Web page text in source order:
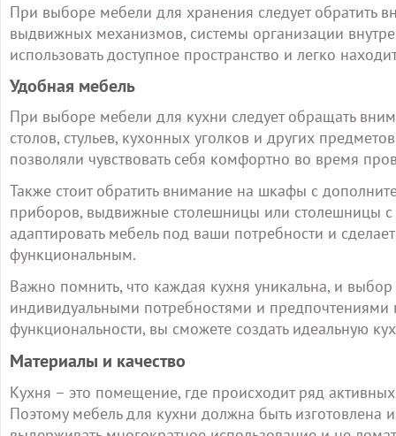
При выборе мебели для хранения следует обратить
выдвижных механизмов, системы организации
использовать доступное пространство и легко
Удобная мебель
При выборе мебели для кухни следует обращать
столов, стульев, кухонных уголков и других
позволяли чувствовать себя комфортно во время
Также стоит обратить внимание на шкафы с
приборов, выдвижные столешницы или столешницы
адаптировать мебель под ваши потребности и
функциональным.
Важно помнить, что каждая кухня уникальна, и
индивидуальными потребностями и
функциональности, вы сможете создать идеальную
Материалы и качество
Кухня – это помещение, где происходит ряд
Поэтому мебель для кухни должна быть изготовлена